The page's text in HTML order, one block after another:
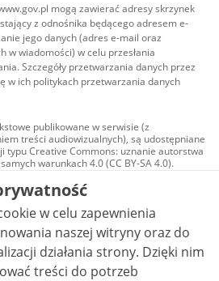
mogą zawierać adresy skrzynek
z odnośnika będącego adresem e-
jego danych (adres e-mail oraz
w wiadomości) w celu przesłania
Szczegóły przetwarzania danych przez
w ich politykach przetwarzania danych
publikowane w serwisie (z
treści audiowizualnych), są udostępniane
typu Creative Commons: uznanie autorstwa
warunkach 4.0 (CC BY-SA 4.0).
audiowizualne, w tym zdjęcia, materiały
są udostępniane na licencji typu
uznanie autorstwa użycie
- bez utworów zależnych 4.0 (CC BY-
o ile nie jest to stwierdzone inaczej.
w celu zapewnienia
naszej witryny oraz do
strony. Dzięki nim
treści do potrzeb